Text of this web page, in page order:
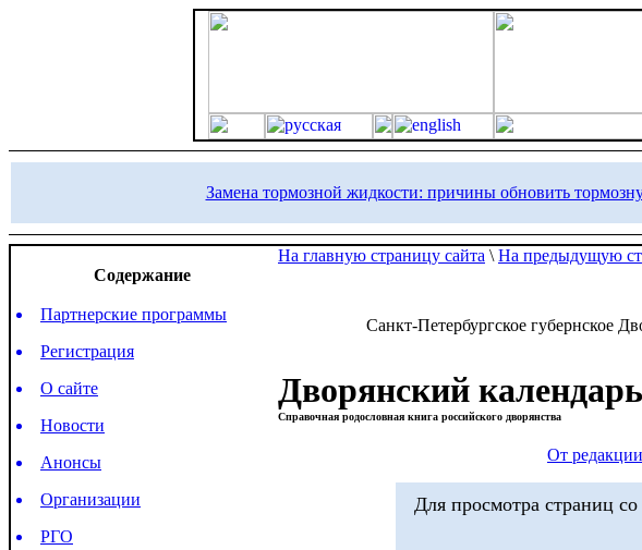
Замена тормозной жидкости: причины обновить
Содержание
Партнерские программы
Регистрация
О сайте
Новости
Анонсы
Организации
РГО
На главную страницу сайта \ На предыдущую
Санкт-Петербургское губернское
Дворянский календарь
Справочная родословная книга российского дворянства
От редакции
Для просмотра страниц